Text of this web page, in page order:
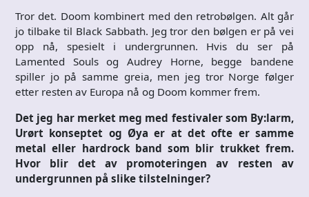
Tror det. Doom kombinert med den retrobølgen. Alt går
jo tilbake til Black Sabbath. Jeg tror den bølgen er på vei
opp nå, spesielt i undergrunnen. Hvis du ser på
Lamented Souls og Audrey Horne, begge bandene
spiller jo på samme greia, men jeg tror Norge følger
etter resten av Europa nå og Doom kommer frem.
Det jeg har merket meg med festivaler som By:larm,
Urørt konseptet og Øya er at det ofte er samme
metal eller hardrock band som blir trukket frem.
Hvor blir det av promoteringen av resten av
undergrunnen på slike tilstelninger?